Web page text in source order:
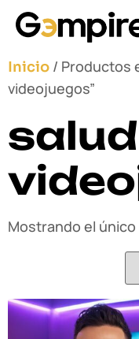
Inicio / Productos
videojuegos”
Mostrando el